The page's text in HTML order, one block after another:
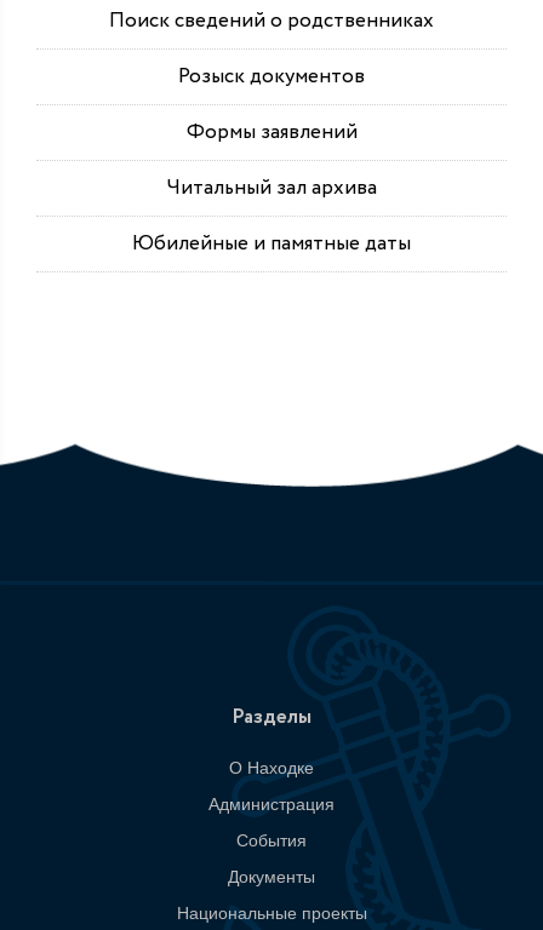
Поиск сведений о родственниках
Розыск документов
Формы заявлений
Читальный зал архива
Юбилейные и памятные даты
Разделы
О Находке
Администрация
События
Документы
Национальные проекты